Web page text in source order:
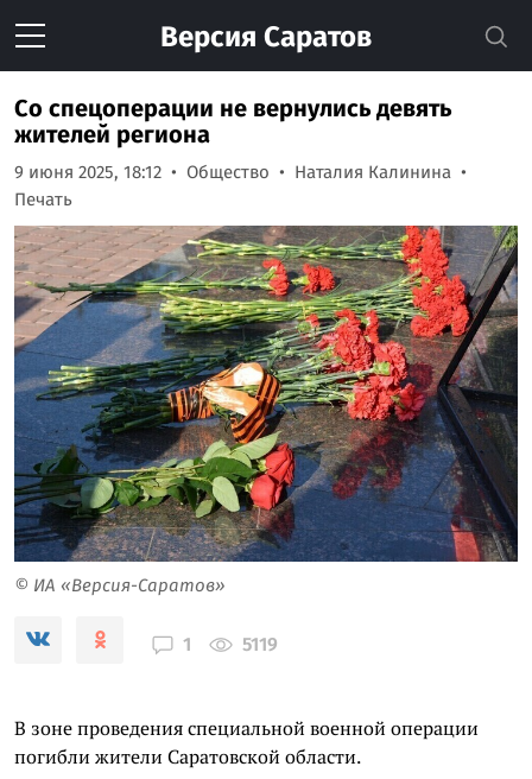
Версия Саратов
Со спецоперации не вернулись девять
жителей региона
9 июня 2025, 18:12 Общество
Наталия Калинина
Печать
© ИА «Версия-Саратов»
1 5119
В зоне проведения специальной военной операции
погибли жители Саратовской области.